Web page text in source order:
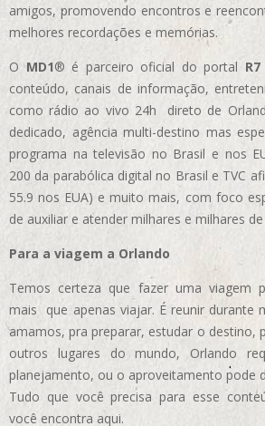
amigos, promovendo encontros e
melhores recordações e memórias.
OMD1® é parceiro oficial do portal R7
conteúdo, canais de informação,
como rádio ao vivo 24h direto de
dedicado, agência multi-destino mas
programa na televisão no Brasil e nos
200 da parabólica digital no Brasil e TVC
55.9 nos EUA) e muito mais, com foco
de auxiliar e atender milhares e milhares
Para a viagem a Orlando
Temos certeza que fazer uma viagem
mais que apenas viajar. É reunir durante
amamos, pra preparar, estudar o destino,
outros lugares do mundo, Orlando
planejamento, ou o aproveitamento pode
Tudo que você precisa para esse
você encontra aqui.